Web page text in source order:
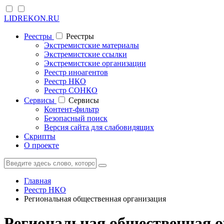
LIDREKON.RU
Реестры
Реестры
Экстремистские материалы
Экстремистские ссылки
Экстремистские организации
Реестр иноагентов
Реестр НКО
Реестр СОНКО
Cервисы
Cервисы
Контент-фильтр
Безопасный поиск
Версия сайта для слабовидящих
Скрипты
О проекте
Главная
Реестр НКО
Региональная общественная организация